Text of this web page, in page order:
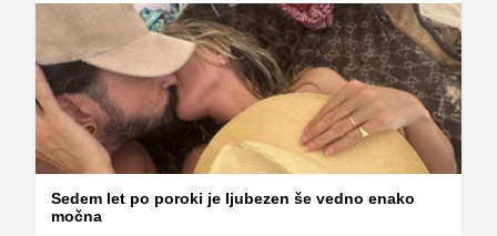
Sedem let po poroki je ljubezen še vedno enako
močna